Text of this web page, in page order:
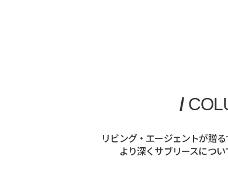
/
リビング・エージェントが贈
より深くサブリースについ